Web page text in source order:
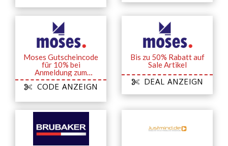
Moses Gutscheincode
für 10% bei
Anmeldung zum
Newsletter
CODE ANZEIGN
Bis zu 50% Rabatt auf
Sale Artikel
DEAL ANZEIGN